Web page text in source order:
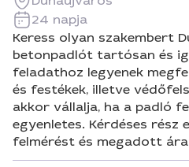
24 napja
Keress olyan szakembert
betonpadlót tartósan és
feladathoz legyenek
és festékek, illetve
akkor vállalja, ha a padló
egyenletes. Kérdéses rész
felmérést és megadott